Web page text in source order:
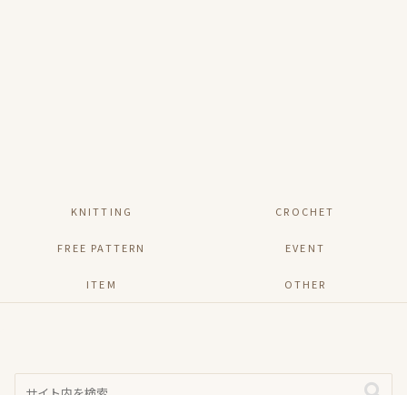
KNITTING CROCHET
FREE PATTERN EVENT
ITEM OTHER